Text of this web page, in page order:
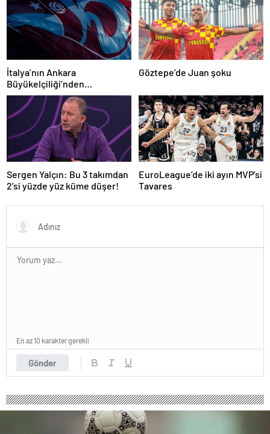
İtalya’nın Ankara
Büyükelçiliği’nden
Trabzonspor’a teşekkür
Göztepe’de Juan şoku
Sergen Yalçın: Bu 3 takımdan
2’si yüzde yüz küme düşer!
EuroLeague’de iki ayın MVP’si
Tavares
Gönder
En az 10 karakter gerekli